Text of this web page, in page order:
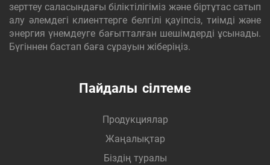
зерттеу саласындағы біліктілігіміз және біртұтас сатып
алу әлемдегі клиенттерге белгілі қауіпсіз, тиімді және
энергия үнемдеуге бағытталған шешімдерді ұсынады.
Бүгіннен бастап баға сұрауын жіберіңіз.
Пайдалы сілтеме
Продукциялар
Жаңалықтар
Біздің туралы